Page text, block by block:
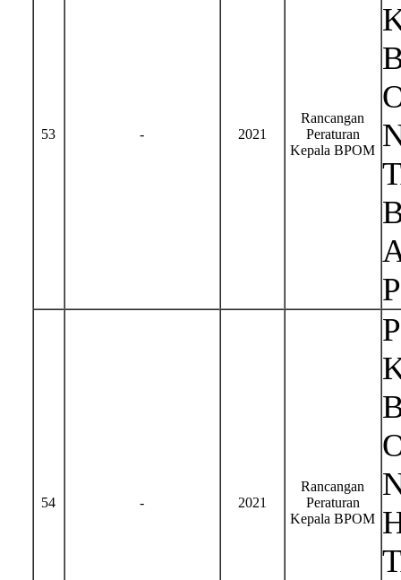
53 - 2021
Rancangan
Peraturan
Kepala BPOM
54 - 2021
Rancangan
Peraturan
Kepala BPOM